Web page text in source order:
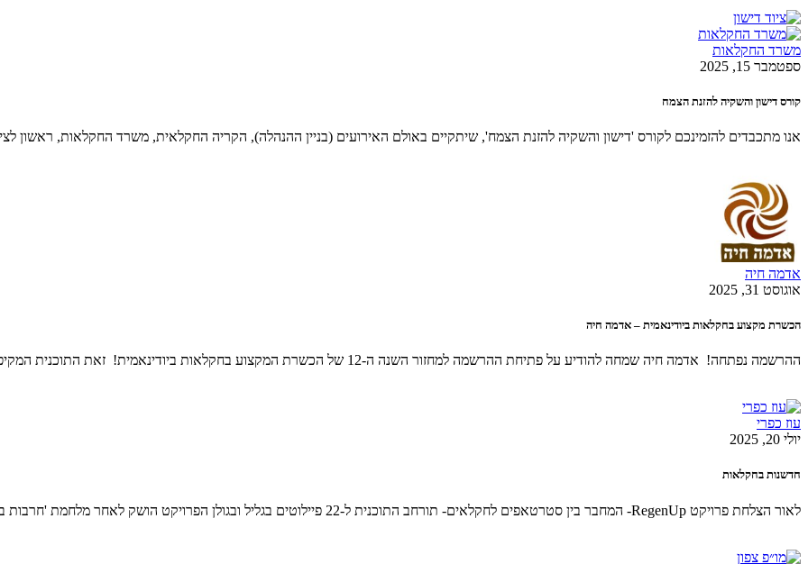
משרד החקלאות
ספטמבר 15, 2025
קורס דישון והשקיה להזנת הצמח
אנו מתכבדים להזמינכם לקורס 'דישון והשקיה להזנת הצמח', שיתקיים באולם האירועים (בניין ההנהלה), הקריה החקלאית, משרד החקלאות, ראשון
אדמה חיה
אוגוסט 31, 2025
הכשרת מקצוע בחקלאות ביודינאמית – אדמה חיה
ההרשמה נפתחה! אדמה חיה שמחה להודיע על פתיחת ההרשמה למחזור השנה ה-12 של הכשרת המקצוע בחקלאות ביודינאמית! זאת התוכנית המקיפה
עוז כפרי
יולי 20, 2025
חדשנות בחקלאות
לאור הצלחת פרויקט RegenUp- המחבר בין סטרטאפים לחקלאים- תורחב התוכנית ל-22 פיילוטים בגליל ובגולן הפרויקט הושק לאחר מלחמת 'חרבות ברזל' במטרה